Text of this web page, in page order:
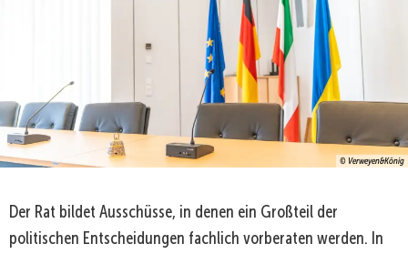
© Verweyen&König
Der Rat bildet Ausschüsse, in denen ein Großteil der
politischen Entscheidungen fachlich vorberaten werden. In